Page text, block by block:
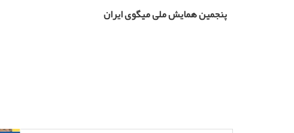
پنجمین همایش ملی میگوی ایران